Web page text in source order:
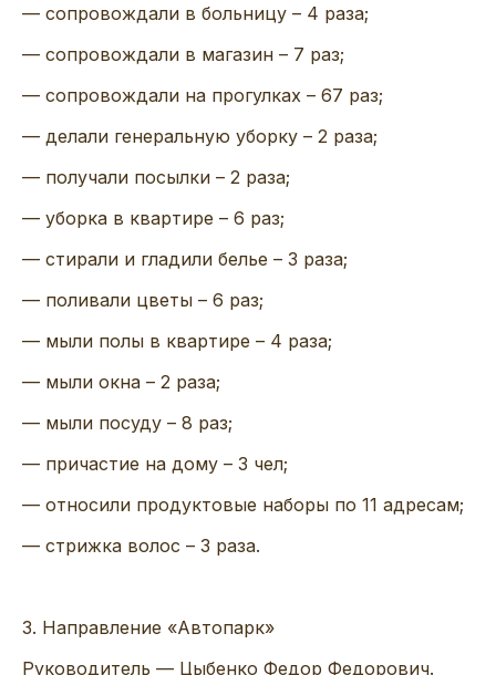
— сопровождали в больницу – 4 раза;
— сопровождали в магазин – 7 раз;
— сопровождали на прогулках – 67 раз;
— делали генеральную уборку – 2 раза;
— получали посылки – 2 раза;
— уборка в квартире – 6 раз;
— стирали и гладили белье – 3 раза;
— поливали цветы – 6 раз;
— мыли полы в квартире – 4 раза;
— мыли окна – 2 раза;
— мыли посуду – 8 раз;
— причастие на дому – 3 чел;
— относили продуктовые наборы по 11 адресам;
— стрижка волос – 3 раза.
3. Направление «Автопарк»
Руководитель — Цыбенко Федор Федорович.